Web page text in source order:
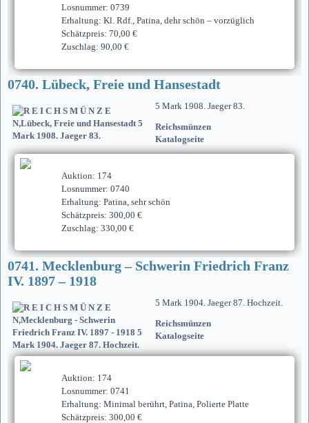
Losnummer: 0739
Erhaltung: Kl. Rdf., Patina, dehr schön – vorzüglich
Schätzpreis: 70,00 €
Zuschlag: 90,00 €
0740. Lübeck, Freie und Hansestadt
5 Mark 1908. Jaeger 83.
Reichsmünzen
Katalogseite
Auktion: 174
Losnummer: 0740
Erhaltung: Patina, sehr schön
Schätzpreis: 300,00 €
Zuschlag: 330,00 €
0741. Mecklenburg – Schwerin Friedrich Franz
IV. 1897 – 1918
5 Mark 1904. Jaeger 87. Hochzeit.
Reichsmünzen
Katalogseite
Auktion: 174
Losnummer: 0741
Erhaltung: Minimal berührt, Patina, Polierte Platte
Schätzpreis: 300,00 €